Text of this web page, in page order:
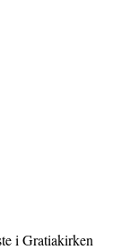
i Gratiakirken